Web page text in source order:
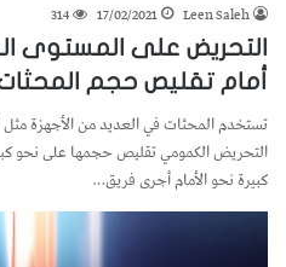
Leen Saleh
17/02/2021
314
التحريض على المستوى
أمام تقليص حجم المحثات
تستخدم المحثات في العديد من الأجهزة
التحريض الكمومي تقليص حجمها على نحو
كبيرة نحو الأمام أجرى فريق…